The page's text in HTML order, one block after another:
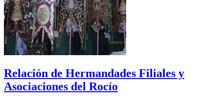
Relación de Hermandades Filiales y
Asociaciones del Rocío